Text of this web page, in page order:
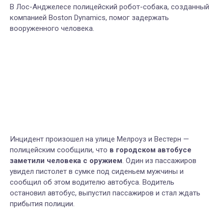
В Лос-Анджелесе полицейский робот-собака, созданный
компанией Boston Dynamics, помог задержать
вооруженного человека.
Инцидент произошел на улице Мелроуз и Вестерн —
полицейским сообщили, что в городском автобусе
заметили человека с оружием. Один из пассажиров
увидел пистолет в сумке под сиденьем мужчины и
сообщил об этом водителю автобуса. Водитель
остановил автобус, выпустил пассажиров и стал ждать
прибытия полиции.